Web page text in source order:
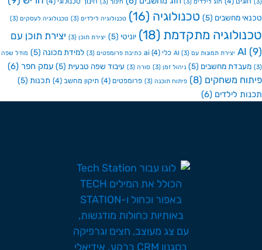
חוג לילדים(3) חינוך (3)
מחשבים(5) טכנולוגיה(16) טכנולוגיה לילדים(3) טכנולוגיה לעסקים(3)
מתקדמת(18) יוניטי (5) יצירת תוכן(3)
יצירת תוכן עם
AI יצירת תמונות עם AI(3) כלי ai(4) כתיבת פרומפטים(3) למידת מכונה(5) מודל שפה
מחשבים(5) ניהול זמן(3) סורה (3) עיבוד שפה טבעית(5) עמק חפר (6)
משחקים(8) פיתוח תוכנה (3) פרומפטים(4) תיקון מחשב(4) תכנות(5)
לילדים(6)